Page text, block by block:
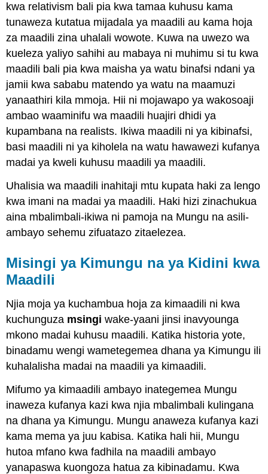
kwa relativism bali pia kwa tamaa kuhusu kama
tunaweza kutatua mijadala ya maadili au kama hoja
za maadili zina uhalali wowote. Kuwa na uwezo wa
kueleza yaliyo sahihi au mabaya ni muhimu si tu kwa
maadili bali pia kwa maisha ya watu binafsi ndani ya
jamii kwa sababu matendo ya watu na maamuzi
yanaathiri kila mmoja. Hii ni mojawapo ya wakosoaji
ambao waaminifu wa maadili huajiri dhidi ya
kupambana na realists. Ikiwa maadili ni ya kibinafsi,
basi maadili ni ya kiholela na watu hawawezi kufanya
madai ya kweli kuhusu maadili ya maadili.
Uhalisia wa maadili inahitaji mtu kupata haki za lengo
kwa imani na madai ya maadili. Haki hizi zinachukua
aina mbalimbali-ikiwa ni pamoja na Mungu na asili-
ambayo sehemu zifuatazo zitaelezea.
Misingi ya Kimungu na ya Kidini kwa
Maadili
Njia moja ya kuchambua hoja za kimaadili ni kwa
kuchunguza msingi wake-yaani jinsi inavyounga
mkono madai kuhusu maadili. Katika historia yote,
binadamu wengi wametegemea dhana ya Kimungu ili
kuhalalisha madai na maadili ya kimaadili.
Mifumo ya kimaadili ambayo inategemea Mungu
inaweza kufanya kazi kwa njia mbalimbali kulingana
na dhana ya Kimungu. Mungu anaweza kufanya kazi
kama mema ya juu kabisa. Katika hali hii, Mungu
hutoa mfano kwa fadhila na maadili ambayo
yanapaswa kuongoza hatua za kibinadamu. Kwa